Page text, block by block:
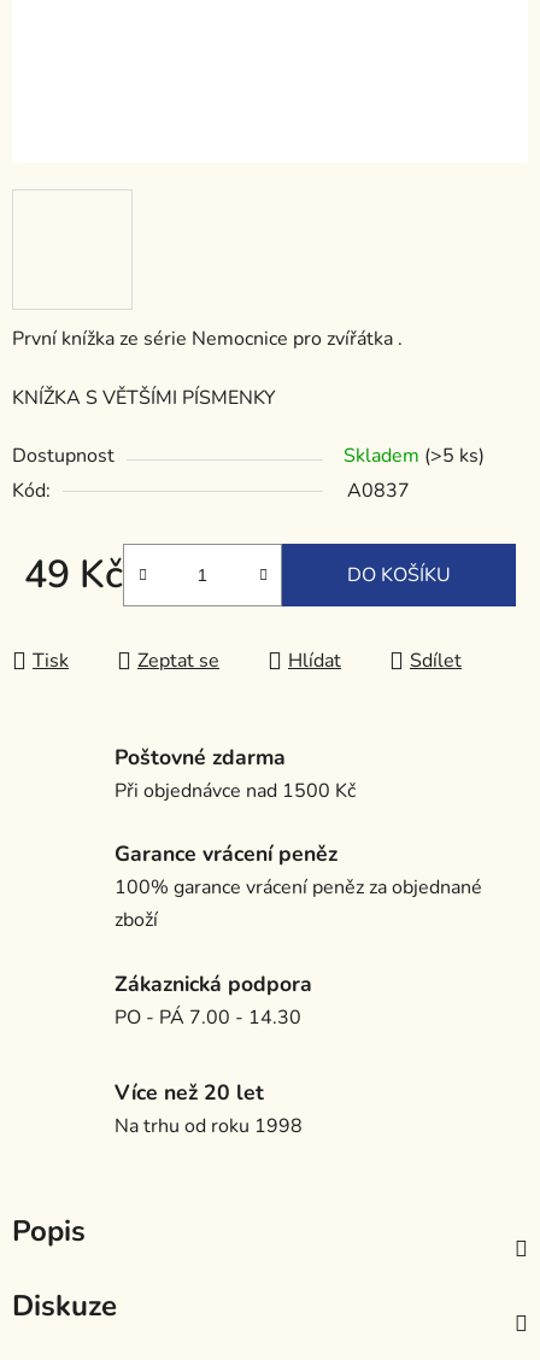
První knížka ze série Nemocnice pro zvířátka .
KNÍŽKA S VĚTŠÍMI PÍSMENKY
Dostupnost Skladem (>5 ks)
Kód:
A0837
49 Kč
Měrná cena:
DO KOŠÍKU
Tisk Zeptat se Hlídat Sdílet
Poštovné zdarma
Při objednávce nad 1500 Kč
Garance vrácení peněz
100% garance vrácení peněz za objednané
zboží
Zákaznická podpora
PO - PÁ 7.00 - 14.30
Více než 20 let
Na trhu od roku 1998
Popis
Diskuze